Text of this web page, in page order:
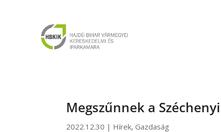
Megszűnnek a
2022.12.30 | Hírek,Gazdaság